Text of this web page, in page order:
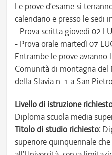
Le prove d’esame si
calendario e presso le sedi
- Prova scritta giovedì 02
- Prova orale martedì 07
Entrambe le prove avranno
Comunità di montagna del
della Slavia n. 1 a San
Livello di istruzione
Diploma scuola media
Titolo di studio richiesto:
superiore quinquennale che